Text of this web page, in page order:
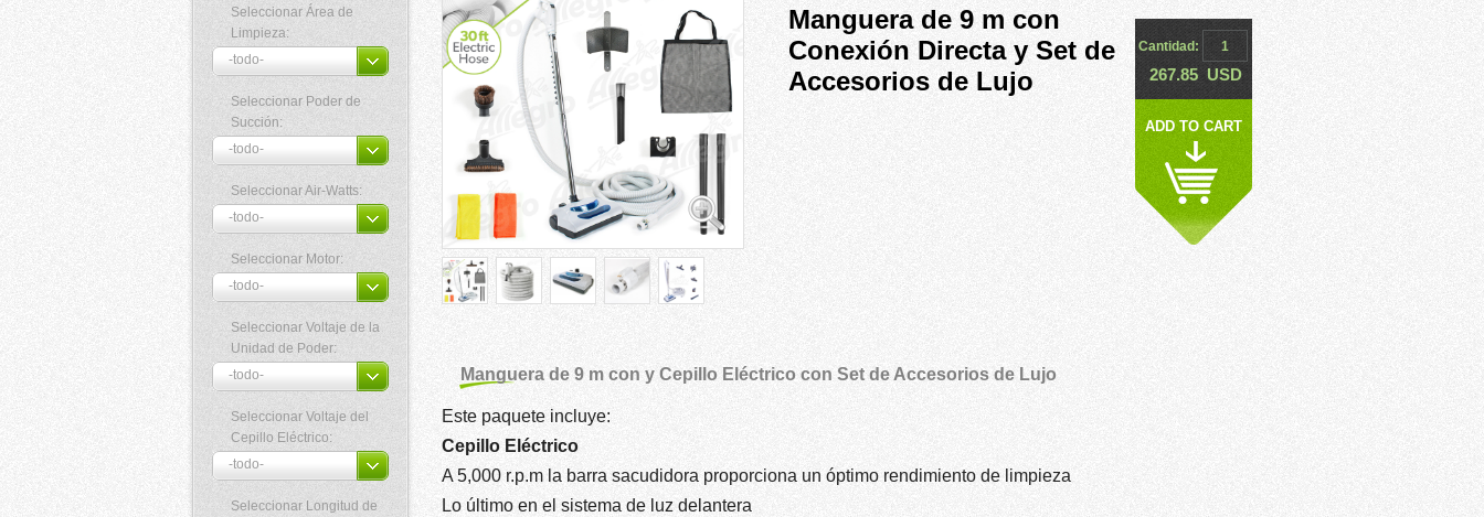
Seleccionar Área de
Limpieza:
Seleccionar Poder de
Succión:
Seleccionar Air-Watts:
Seleccionar Motor:
Seleccionar Voltaje de la
Unidad de Poder:
Seleccionar Voltaje del
Cepillo Eléctrico:
Seleccionar Longitud de
Manguera de 9 m con
Conexión Directa y Set de
Accesorios de Lujo
Manguera de 9 m con y Cepillo Eléctrico con Set de Accesorios de Lujo
Este paquete incluye:
Cepillo Eléctrico
A 5,000 r.p.m la barra sacudidora proporciona un óptimo rendimiento de limpieza
Lo último en el sistema de luz delantera
Cantidad:
267.85 USD
ADD TO CART